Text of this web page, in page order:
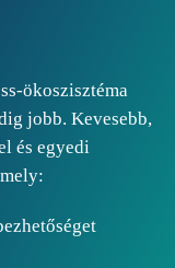
ökoszisztéma
jobb. Kevesebb,
és egyedi